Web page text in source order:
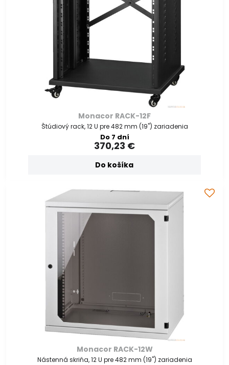
Monacor RACK-12F
Štúdiový rack, 12 U pre 482 mm (19") zariadenia
Do 7 dní
370,23 €
Do košíka
Monacor RACK-12W
Nástenná skriňa, 12 U pre 482 mm (19") zariadenia